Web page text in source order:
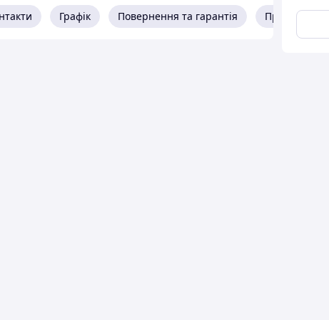
Графік Повернення та гарантія Про продавця